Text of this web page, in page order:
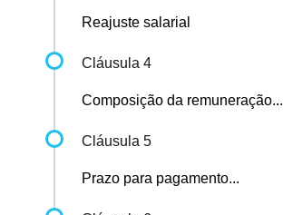
Reajuste salarial
Cláusula 4
Composição da remuneração...
Cláusula 5
Prazo para pagamento...